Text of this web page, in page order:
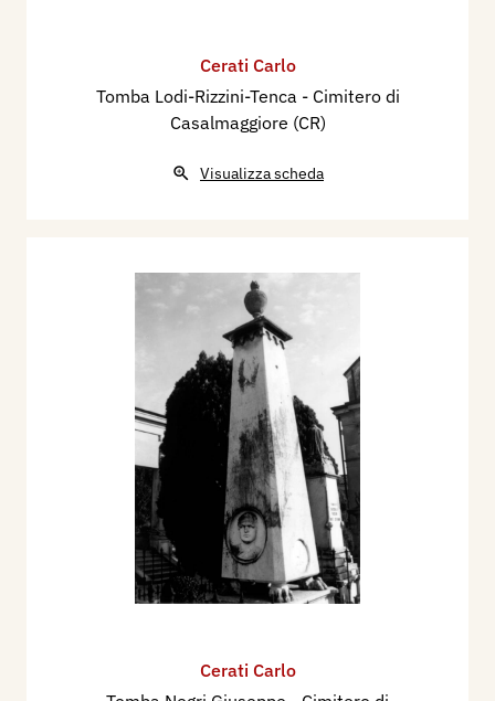
Cerati Carlo
Tomba Lodi-Rizzini-Tenca - Cimitero di
Casalmaggiore (CR)
Visualizza scheda
Cerati Carlo